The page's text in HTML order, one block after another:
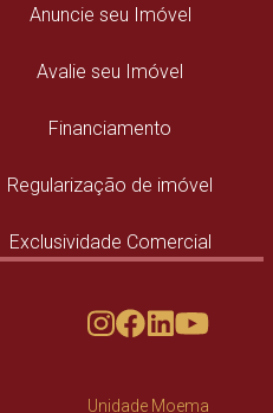
Anuncie seu Imóvel
Avalie seu Imóvel
Financiamento
Regularização de imóvel
Exclusividade Comercial
Unidade Moema